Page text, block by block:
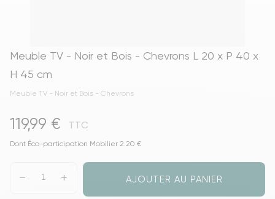
Meuble TV - Noir et Bois - Chevrons L 20 x P 40 x
H 45 cm
Meuble TV - Noir et Bois - Chevrons
119,99 € TTC
Dont Éco-participation Mobilier 2.20 €
AJOUTER AU PANIER